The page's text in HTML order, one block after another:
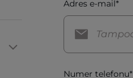
Adres e-mail*
Numer telefonu*